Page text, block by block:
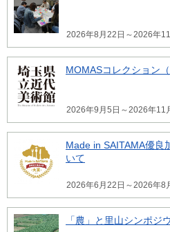
2026年8月22日～2026年
MOMASコレクション
2026年9月5日～2026年11
Made in SAITAMA優良
いて
2026年6月22日～2026年8
「農」と里山シンポジ